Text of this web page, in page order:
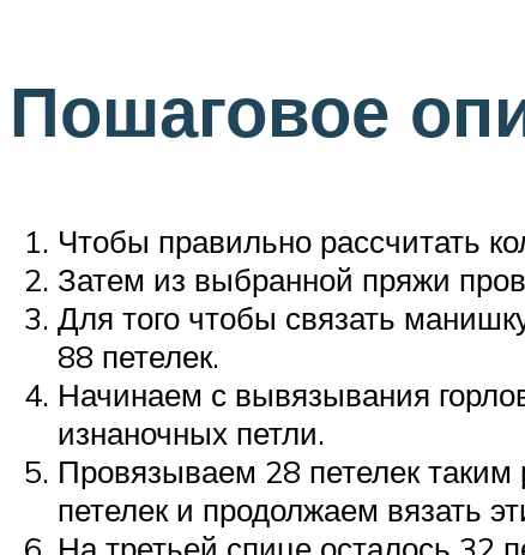
Пошаговое
Чтобы правильно рассчитать
Затем из выбранной пряжи
Для того чтобы связать
88 петелек.
Начинаем с вывязывания
изнаночных петли.
Провязываем 28 петелек
петелек и продолжаем вязать